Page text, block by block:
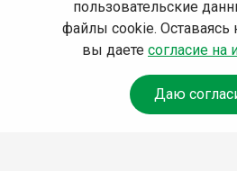
пользовательские
файлы cookie. Оставаясь
вы даете согласие на
Даю